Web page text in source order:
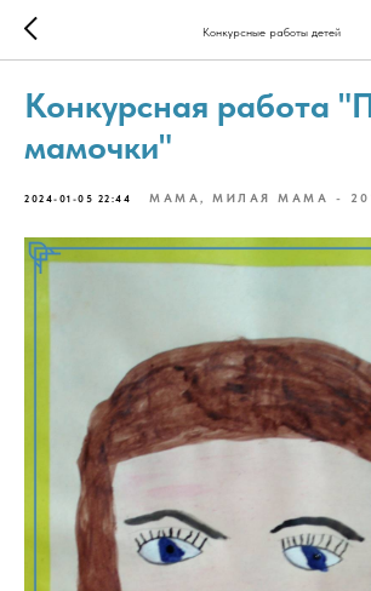
Конкурсные работы детей
Конкурсная работа
мамочки"
2024-01-05 22:44 МАМА, МИЛАЯ МАМА -